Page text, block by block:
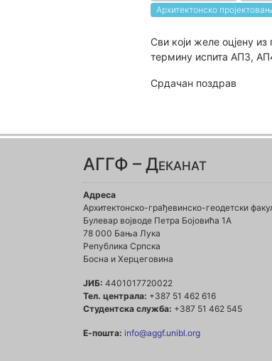
Архитектонско
Сви који желе оцјену
термину испита АП3,
Срдачан поздрав
АГГФ – Деканат
Адреса
Архитектонско-грађевинско-геодетски
Булевар војводе Петра Бојовића 1A
78 000 Бања Лука
Република Српска
Босна и Херцеговина
ЈИБ: 4401017720022
Тел. централа: +387 51 462 616
Студентска служба: +387 51 462 545
Е-пошта: info@aggf.unibl.org